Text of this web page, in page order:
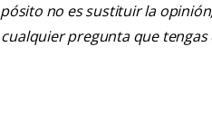
no es sustituir la
pregunta que